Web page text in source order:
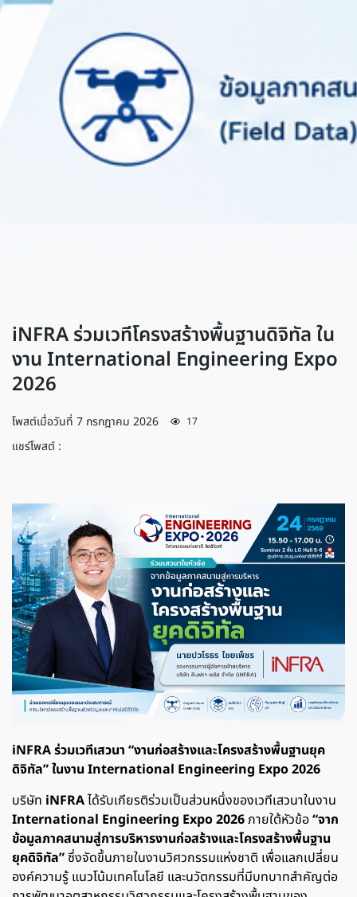
iNFRA ร่วมเวทีโครงสร้างพื้นฐานดิจิทัล ใน
งาน International Engineering Expo
2026
โพสต์เมื่อวันที่ 7 กรกฎาคม 2026 17
แชร์โพสต์ :
iNFRA ร่วมเวทีเสวนา “งานก่อสร้างและโครงสร้างพื้นฐานยุค
ดิจิทัล” ในงาน International Engineering Expo 2026
บริษัท iNFRAได้รับเกียรติร่วมเป็นส่วนหนึ่งของเวทีเสวนาในงาน
International Engineering Expo 2026ภายใต้หัวข้อ“จาก
ข้อมูลภาคสนามสู่การบริหารงานก่อสร้างและโครงสร้างพื้นฐาน
ยุคดิจิทัล”ซึ่งจัดขึ้นภายในงานวิศวกรรมแห่งชาติ เพื่อแลกเปลี่ยน
องค์ความรู้ แนวโน้มเทคโนโลยี และนวัตกรรมที่มีบทบาทสำคัญต่อ